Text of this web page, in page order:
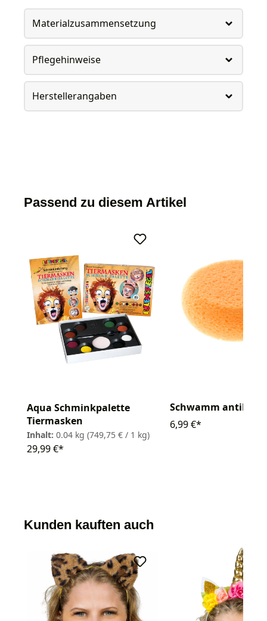
Materialzusammensetzung
Pflegehinweise
Herstellerangaben
Passend zu diesem Artikel
Aqua Schminkpalette
Tiermasken
Inhalt: 0.04 kg (749,75 € / 1 kg)
29,99 €*
Schwamm
6,99 €*
Kunden kauften auch